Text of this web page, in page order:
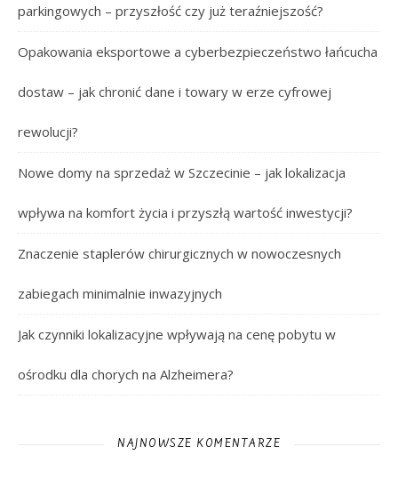
parkingowych – przyszłość czy już teraźniejszość?
Opakowania eksportowe a cyberbezpieczeństwo łańcucha
dostaw – jak chronić dane i towary w erze cyfrowej
rewolucji?
Nowe domy na sprzedaż w Szczecinie – jak lokalizacja
wpływa na komfort życia i przyszłą wartość inwestycji?
Znaczenie staplerów chirurgicznych w nowoczesnych
zabiegach minimalnie inwazyjnych
Jak czynniki lokalizacyjne wpływają na cenę pobytu w
ośrodku dla chorych na Alzheimera?
NAJNOWSZE KOMENTARZE